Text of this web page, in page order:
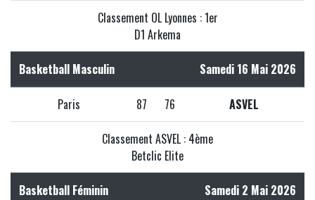
Classement OL Lyonnes : 1er
D1 Arkema
Basketball Masculin Samedi 16 Mai 2026
Paris 87 76 ASVEL
Classement ASVEL : 4ème
Betclic Elite
Basketball Féminin Samedi 2 Mai 2026